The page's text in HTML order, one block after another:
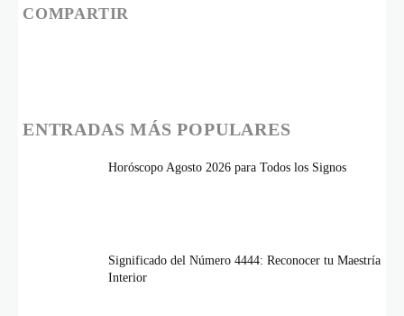
COMPARTIR
ENTRADAS MÁS POPULARES
Horóscopo Agosto 2026 para Todos los Signos
Significado del Número 4444: Reconocer tu Maestría
Interior